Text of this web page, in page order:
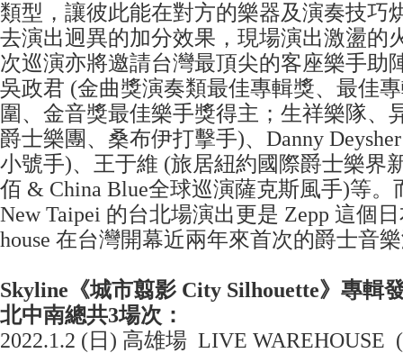
類型，讓彼此能在對方的樂器及演奏技巧
去演出迥異的加分效果，現場演出激盪的
次巡演亦將邀請台灣最頂尖的客座樂手助
吳政君 (金曲獎演奏類最佳專輯獎、最佳
圍、金音獎最佳樂手獎得主；生祥樂隊、
爵士樂團、桑布伊打擊手)、Danny
小號手)、王于維 (旅居紐約國際爵士樂界
佰 & China Blue全球巡演薩克斯風手)等。
New Taipei 的台北場演出更是 Zepp 這個
house 在台灣開幕近兩年來首次的爵士音
Skyline 《城市翦影 City Silhouette》專輯
北中南總共3場次：
2022.1.2 (日) 高雄場 LIVE WAREHOUSE